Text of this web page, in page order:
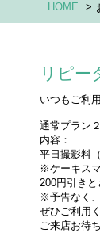
HOME >
リピー
いつもご利
通常プラン
内容：
平日撮影料
※ケーキス
200円引きと
※予告なく
ぜひご利用
ご来店お待